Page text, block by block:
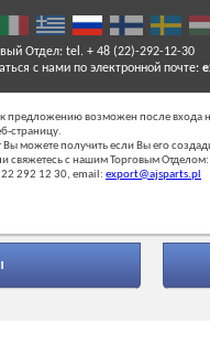
с нами по электронной почте:
Отдел: tel. + 48 (22)-292-12-30
предложению возможен после входа
страницу.
Вы можете получить если Вы его
свяжетесь с нашим Торговым Отделом:
292 12 30, email: export@ajsparts.pl